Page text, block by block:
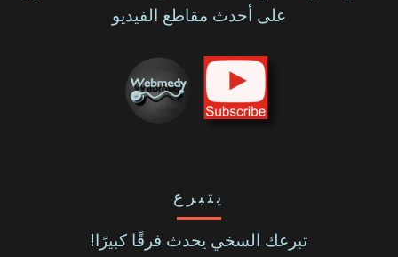
على أحدث مقاطع الفيديو
يتبرع
تبرعك السخي يحدث فرقًا كبيرًا!